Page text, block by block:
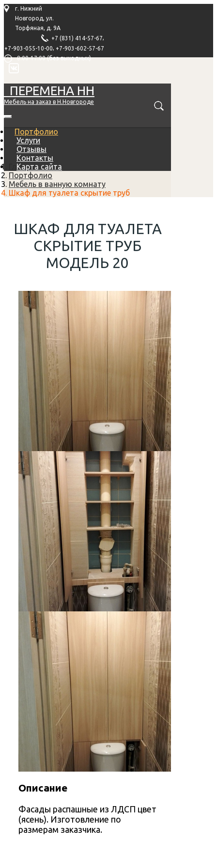
г. Нижний
Новгород, ул.
Торфяная, д. 9А
+7 (831) 414-57-67,
+7-903-055-10-00, +7-903-602-57-67
8:00-17:00 (без выходных)
ПЕРЕМЕНА НН
Мебель на заказ в Н.Новгороде
Портфолио
Услуги
Отзывы
Контакты
Карта сайта
Главная
Портфолио
Мебель в ванную комнату
Шкаф для туалета скрытие труб
ШКАФ ДЛЯ ТУАЛЕТА
СКРЫТИЕ ТРУБ
МОДЕЛЬ 20
Описание
Фасады распашные из ЛДСП цвет
(ясень). Изготовление по
размерам заказчика.